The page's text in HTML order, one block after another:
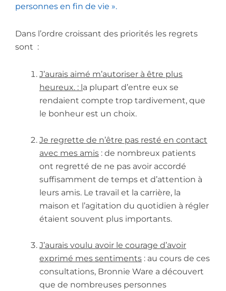
personnes en fin de vie ».
Dans l’ordre croissant des priorités les regrets
sont :
J’aurais aimé m’autoriser à être plus
heureux. : la plupart d’entre eux se
rendaient compte trop tardivement, que
le bonheur est un choix.
Je regrette de n’être pas resté en contact
avec mes amis : de nombreux patients
ont regretté de ne pas avoir accordé
suffisamment de temps et d’attention à
leurs amis. Le travail et la carrière, la
maison et l’agitation du quotidien à régler
étaient souvent plus importants.
J’aurais voulu avoir le courage d’avoir
exprimé mes sentiments : au cours de ces
consultations, Bronnie Ware a découvert
que de nombreuses personnes